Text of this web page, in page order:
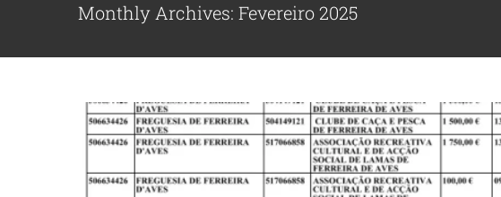
Monthly Archives: Fevereiro 2025